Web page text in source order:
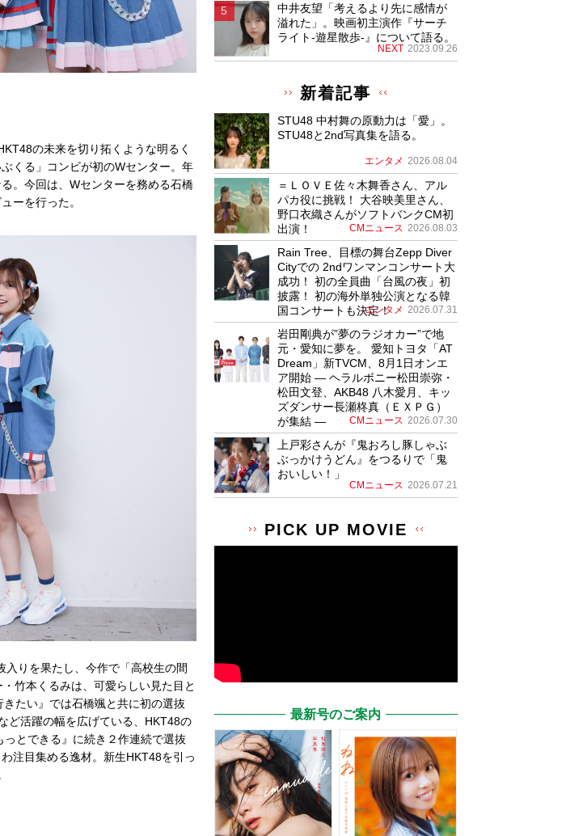
の未来を切り拓くような明るく
くる」コンビが初のWセンター。年
。今回は、Wセンターを務める石橋
ーを行った。
りを果たし、今作で「高校生の間
竹本くるみは、可愛らしい見た目と
たい』では石橋颯と共に初の選抜
ど活躍の幅を広げている、HKT48の
とできる』に続き２作連続で選抜
注目集める逸材。新生HKT48を引っ
中井友望「考えるより先に感情が
溢れた」。映画初主演作『サーチ
ライト-遊星散歩-』について語る。
NEXT 2023.09.26
新着記事
STU48 中村舞の原動力は「愛」。
STU48と2nd写真集を語る。
エンタメ 2026.08.04
＝ＬＯＶＥ佐々木舞香さん、アル
パカ役に挑戦！ 大谷映美里さん、
野口衣織さんがソフトバンクCM初
出演！
CMニュース 2026.08.03
Rain Tree、目標の舞台Zepp Diver
Cityでの 2ndワンマンコンサート大
成功！ 初の全員曲「台風の夜」初
披露！ 初の海外単独公演となる韓
国コンサートも決定！
エンタメ 2026.07.31
岩田剛典が”夢のラジオカー”で地
元・愛知に夢を。 愛知トヨタ「AT
Dream」新TVCM、8月1日オンエ
ア開始 ― ヘラルボニー松田崇弥・
松田文登、AKB48 八木愛月、キッ
ズダンサー長瀬柊真（ＥＸＰＧ）
が集結 ―
CMニュース 2026.07.30
上戸彩さんが『鬼おろし豚しゃぶ
ぶっかけうどん』をつるりで「鬼
おいしい！」
CMニュース 2026.07.21
PICK UP MOVIE
最新号のご案内